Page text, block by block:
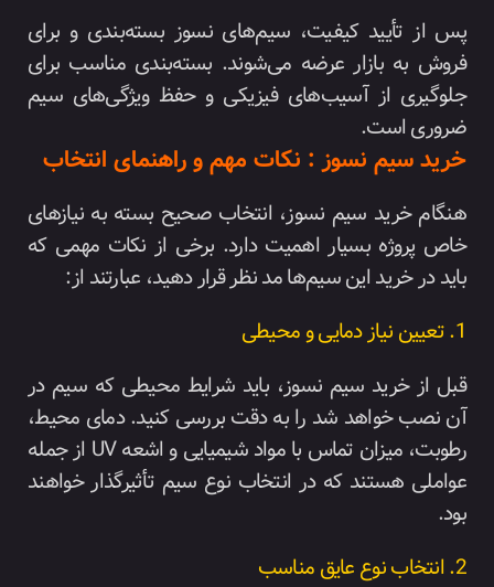
پس از تأیید کیفیت، سیم‌های نسوز بسته‌بندی و برای
فروش به بازار عرضه می‌شوند. بسته‌بندی مناسب برای
جلوگیری از آسیب‌های فیزیکی و حفظ ویژگی‌های سیم
ضروری است.
خرید سیم نسوز : نکات مهم و راهنمای انتخاب
هنگام خرید سیم نسوز، انتخاب صحیح بسته به نیازهای
خاص پروژه بسیار اهمیت دارد. برخی از نکات مهمی که
باید در خرید این سیم‌ها مد نظر قرار دهید، عبارتند از:
1. تعیین نیاز دمایی و محیطی
قبل از خرید سیم نسوز، باید شرایط محیطی که سیم در
آن نصب خواهد شد را به دقت بررسی کنید. دمای محیط،
رطوبت، میزان تماس با مواد شیمیایی و اشعه UV از جمله
عواملی هستند که در انتخاب نوع سیم تأثیرگذار خواهند
بود.
2. انتخاب نوع عایق مناسب